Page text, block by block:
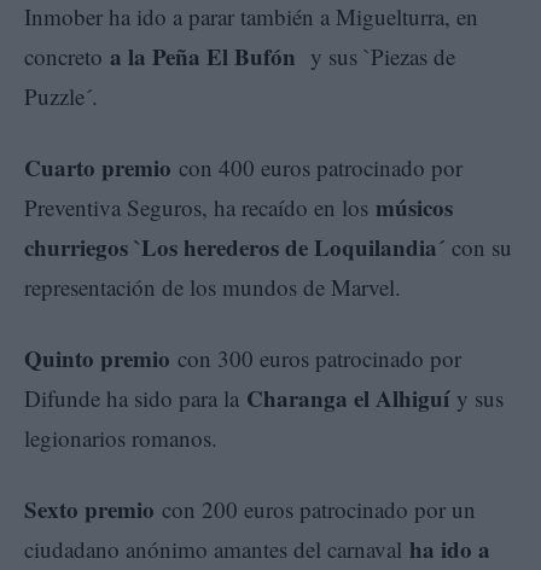
Inmober ha ido a parar también a Miguelturra, en
concreto a la Peña El Bufón y sus `Piezas de
Puzzle´.
Cuarto premio con 400 euros patrocinado por
Preventiva Seguros, ha recaído en los músicos
churriegos `Los herederos de Loquilandia´ con su
representación de los mundos de Marvel.
Quinto premio con 300 euros patrocinado por
Difunde ha sido para la Charanga el Alhiguíy sus
legionarios romanos.
Sexto premio con 200 euros patrocinado por un
ciudadano anónimo amantes del carnaval ha ido a